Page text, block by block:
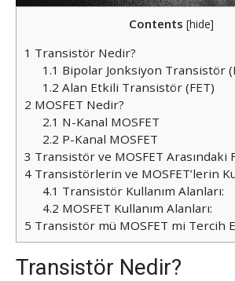
Contents [hide]
1 Transistör Nedir?
1.1 Bipolar Jonksiyon Transistör
1.2 Alan Etkili Transistör (FET)
2 MOSFET Nedir?
2.1 N-Kanal MOSFET
2.2 P-Kanal MOSFET
3 Transistör ve MOSFET Arasındaki
4 Transistörlerin ve MOSFET’lerin
4.1 Transistör Kullanım Alanları:
4.2 MOSFET Kullanım Alanları:
5 Transistör mü MOSFET mi Tercih
Transistör Nedir?